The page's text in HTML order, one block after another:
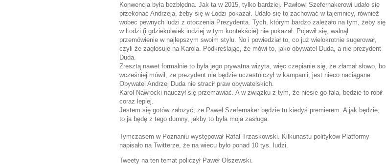
Konwencja była bezbłędna. Jak ta w 2015, tylko bardziej. Pawłowi Szefernakerowi udało się
przekonać Andrzeja, żeby się w Łodzi pokazał. Udało się to zachować w tajemnicy, również
wobec pewnych ludzi z otoczenia Prezydenta. Tych, którym bardzo zależało na tym, żeby się
w Łodzi (i gdziekolwiek indziej w tym kontekście) nie pokazał. Pojawił się, walnął
przemówienie w najlepszym swoim stylu. No i powiedział to, co już wielokrotnie sugerował,
czyli że zagłosuje na Karola. Podkreślając, że mówi to, jako obywatel Duda, a nie prezydent
Duda.
Zresztą nawet formalnie to była jego prywatna wizyta, więc czepianie się, że złamał słowo, bo
wcześniej mówił, że prezydent nie będzie uczestniczył w kampanii, jest nieco naciągane.
Obywatel Andrzej Duda nie stracił praw obywatelskich.
Karol Nawrocki nauczył się przemawiać. A w związku z tym, że niesie go fala, będzie to robił
coraz lepiej.
Jestem się gotów założyć, że Paweł Szefernaker będzie tu kiedyś premierem. A jak będzie,
to ja będę z tego dumny, jakby to była moja zasługa.
Tymczasem w Poznaniu występował Rafał Trzaskowski. Kilkunastu polityków Platformy
napisało na Twitterze, że na wiecu było ponad 10 tys. ludzi.
Tweety na ten temat policzył Paweł Olszewski.